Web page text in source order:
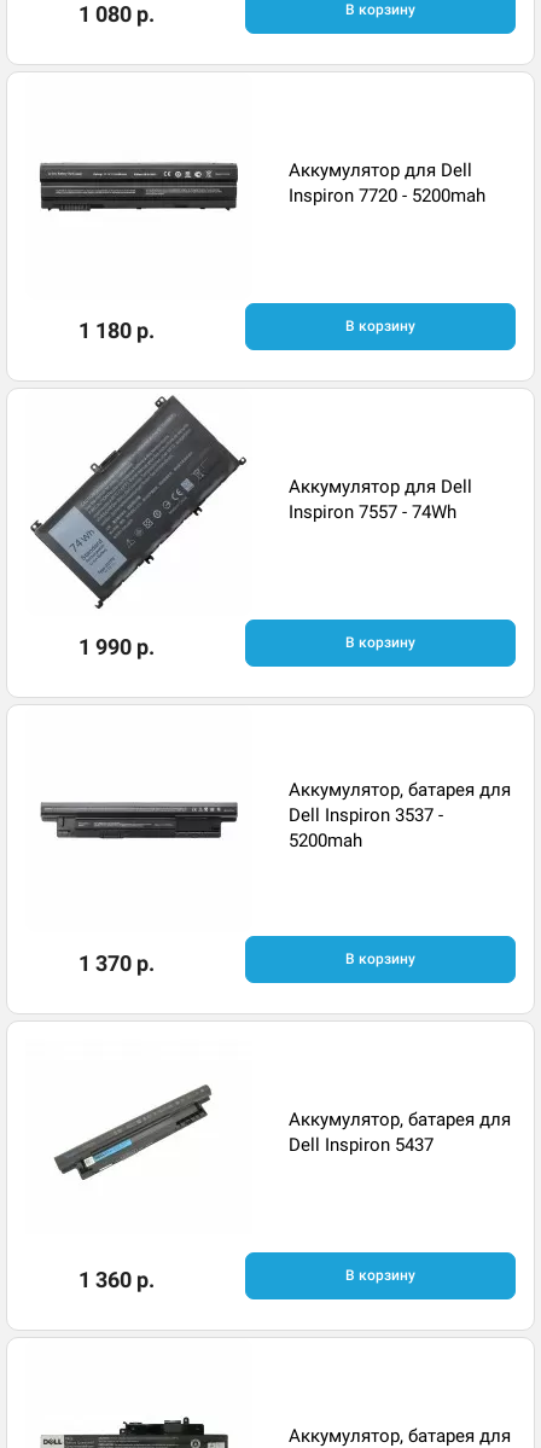
1 080 р. В корзину
Аккумулятор для Dell
Inspiron 7720 - 5200mah
1 180 р. В корзину
Аккумулятор для Dell
Inspiron 7557 - 74Wh
1 990 р. В корзину
Аккумулятор, батарея для
Dell Inspiron 3537 -
5200mah
1 370 р. В корзину
Аккумулятор, батарея для
Dell Inspiron 5437
1 360 р. В корзину
Аккумулятор, батарея для